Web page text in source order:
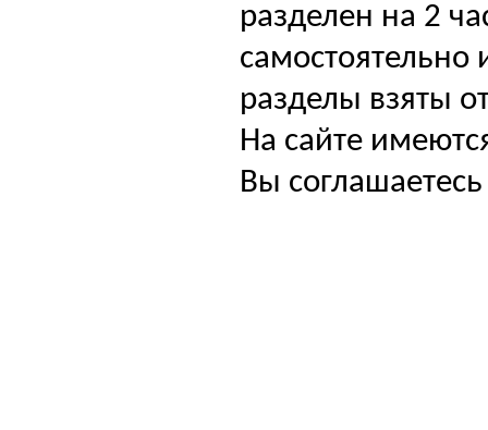
разделен на 2
самостоятельно
разделы взяты
На сайте
Вы